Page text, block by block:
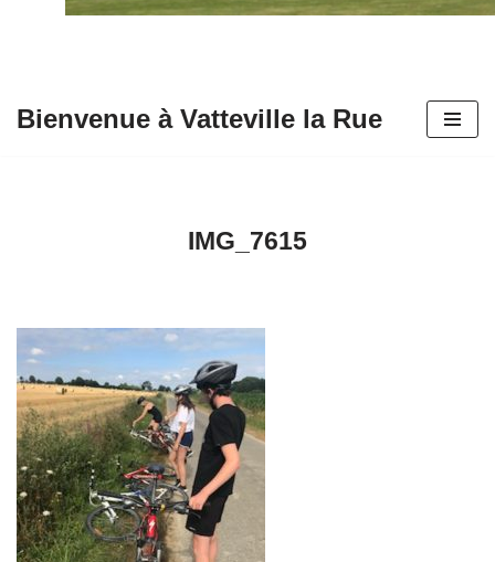
Bienvenue à Vatteville la Rue
IMG_7615